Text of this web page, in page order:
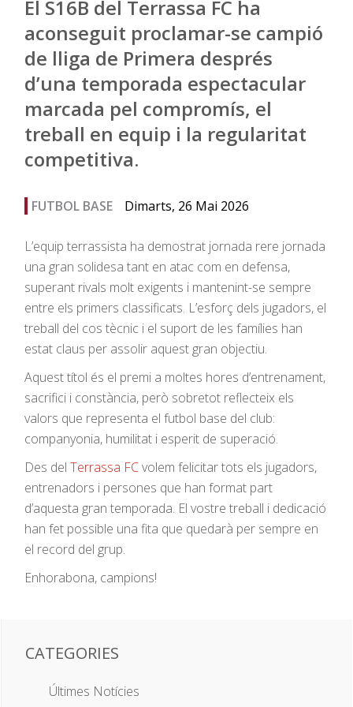
El S16B del Terrassa FC ha
aconseguit proclamar-se campió
de lliga de Primera després
d’una temporada espectacular
marcada pel compromís, el
treball en equip i la regularitat
competitiva.
FUTBOL BASE Dimarts, 26 Mai 2026
L’equip terrassista ha demostrat jornada rere jornada
una gran solidesa tant en atac com en defensa,
superant rivals molt exigents i mantenint-se sempre
entre els primers classificats. L’esforç dels jugadors, el
treball del cos tècnic i el suport de les famílies han
estat claus per assolir aquest gran objectiu.
Aquest títol és el premi a moltes hores d’entrenament,
sacrifici i constància, però sobretot reflecteix els
valors que representa el futbol base del club:
companyonia, humilitat i esperit de superació.
Des del Terrassa FCvolem felicitar tots els jugadors,
entrenadors i persones que han format part
d’aquesta gran temporada. El vostre treball i dedicació
han fet possible una fita que quedarà per sempre en
el record del grup.
Enhorabona, campions!
CATEGORIES
Últimes Notícies